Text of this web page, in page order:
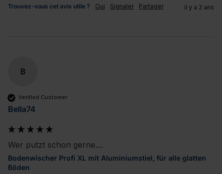
Trouvez-vous cet avis utile ? Oui Signaler Partager il y a 2 ans
B
Verified Customer
Bella74
Wer putzt schon gerne....
Bodenwischer Profi XL mit Aluminiumstiel, für alle glatten
Böden